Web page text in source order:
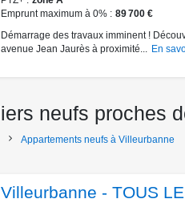
Emprunt maximum à 0%
89 700 €
Démarrage des travaux imminent !
avenue Jean Jaurès à proximité...
En
neufs proches
Appartements neufs à Villeurbanne
Villeurbanne - TOUS